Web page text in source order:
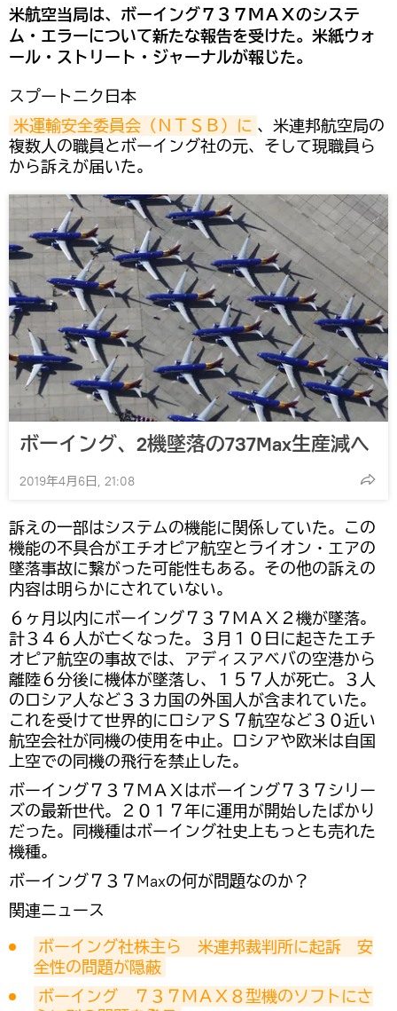
米航空当局は、ボーイング７３７ＭＡＸのシステ
ム・エラーについて新たな報告を受けた。米紙ウォ
ール・ストリート・ジャーナルが報じた。
スプートニク日本
米運輸安全委員会（ＮＴＳＢ）に 、米連邦航空局の
複数人の職員とボーイング社の元、そして現職員ら
から訴えが届いた。
ボーイング、2機墜落の737Max生産減へ
2019年4月6日, 21:08
訴えの一部はシステムの機能に関係していた。この
機能の不具合がエチオピア航空とライオン・エアの
墜落事故に繋がった可能性もある。その他の訴えの
内容は明らかにされていない。
６ヶ月以内にボーイング７３７ＭＡＸ２機が墜落。
計３４６人が亡くなった。３月１０日に起きたエチ
オピア航空の事故では、アディスアベバの空港から
離陸６分後に機体が墜落し、１５７人が死亡。３人
のロシア人など３３カ国の外国人が含まれていた。
これを受けて世界的にロシアＳ７航空など３０近い
航空会社が同機の使用を中止。ロシアや欧米は自国
上空での同機の飛行を禁止した。
ボーイング７３７ＭＡＸはボーイング７３７シリー
ズの最新世代。２０１７年に運用が開始したばかり
だった。同機種はボーイング社史上もっとも売れた
機種。
ボーイング７３７Maxの何が問題なのか？
関連ニュース
ボーイング社株主ら　米連邦裁判所に起訴　安
全性の問題が隠蔽
ボーイング　７３７ＭＡＸ８型機のソフトにさ